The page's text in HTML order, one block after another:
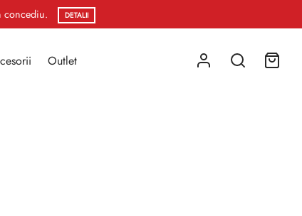
concediu. DETALII
Outlet